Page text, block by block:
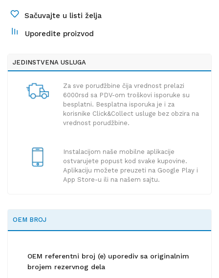
Sačuvajte u listi želja
Uporedite proizvod
JEDINSTVENA USLUGA
Za sve poruđžbine čija vrednost prelazi
6000rsd sa PDV-om troškovi isporuke su
besplatni. Besplatna isporuka je i za
korisnike Click&Collect usluge bez obzira na
vrednost porudžbine.
Instalacijom naše mobilne aplikacije
ostvarujete popust kod svake kupovine.
Aplikaciju možete preuzeti na Google Play i
App Store-u ili na našem sajtu.
OEM BROJ
OEM referentni broj (e) uporediv sa originalnim
brojem rezervnog dela